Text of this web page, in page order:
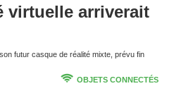
virtuelle arriverait
futur casque de réalité mixte, prévu fin
OBJETS CONNECTÉS